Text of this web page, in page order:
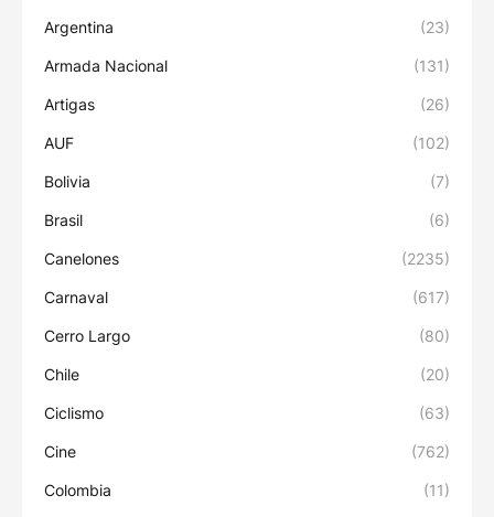
Argentina (23)
Armada Nacional (131)
Artigas (26)
AUF (102)
Bolivia (7)
Brasil (6)
Canelones (2235)
Carnaval (617)
Cerro Largo (80)
Chile (20)
Ciclismo (63)
Cine (762)
Colombia (11)